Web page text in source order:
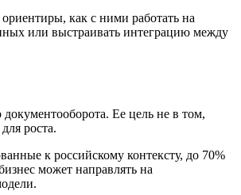
как с ними работать на
или выстраивать интеграцию между
Ее цель не в том,
роста.
к российскому контексту, до 70%
может направлять на